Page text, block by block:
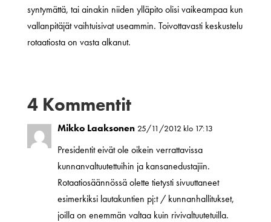
syntymättä, tai ainakin niiden ylläpito olisi vaikeampaa kun
vallanpitäjät vaihtuisivat useammin. Toivottavasti keskustelu
rotaatiosta on vasta alkanut.
4 Kommentit
Mikko Laaksonen 25/11/2012 klo 17:13
Presidentit eivät ole oikein verrattavissa
kunnanvaltuutettuihin ja kansanedustajiin.
Rotaatiosäännössä olette tietysti sivuuttaneet
esimerkiksi lautakuntien pj:t / kunnanhallitukset,
joilla on enemmän valtaa kuin rivivaltuutetuilla.